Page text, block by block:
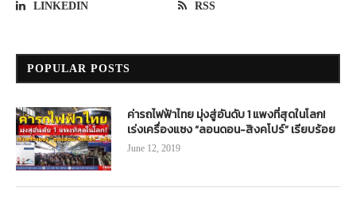
LINKEDIN RSS
POPULAR POSTS
ค่ารถไฟฟ้าไทย มุ่งสู่อันดับ 1 แพงที่สุดในโลก!
เร่งเครื่องแซง “ลอนดอน-สิงคโปร์” เรียบร้อย
June 12, 2019